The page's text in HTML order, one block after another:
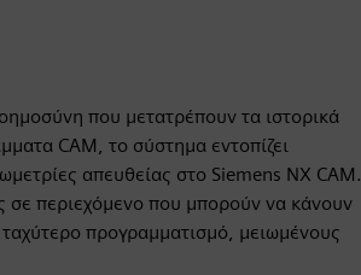
που μετατρέπουν τα ιστορικά
CAM, το σύστημα εντοπίζει
απευθείας στο Siemens NX CAM.
σε περιεχόμενο που μπορούν να κάνουν
προγραμματισμό, μειωμένους